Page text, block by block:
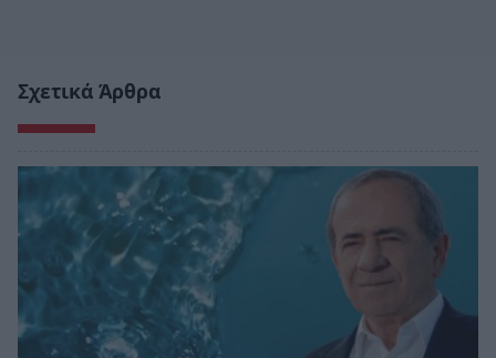
Σχετικά Άρθρα